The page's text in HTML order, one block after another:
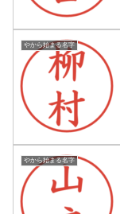
やから始まる名字
やから始まる名字